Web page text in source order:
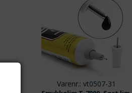
Varenr.: vt0507-31